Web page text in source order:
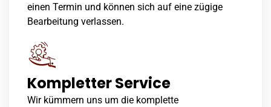
einen Termin und können sich auf eine zügige
Bearbeitung verlassen.
Kompletter Service
Wir kümmern uns um die komplette